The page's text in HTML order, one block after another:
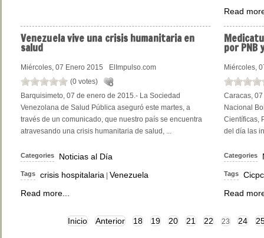
Read
Venezuelavive una crisis humanitaria en
salud
Miércoles, 07 Enero 2015
ElImpulso.com
(0 votes)
Barquisimeto, 07 de enero de 2015.- La Sociedad
Venezolana de Salud Pública aseguró este martes, a
través de un comunicado, que nuestro país se encuentra
atravesando una crisis humanitaria de salud, ...
Categories Noticias al Día
Tags crisis hospitalaria | Venezuela
Read more...
por PNB
Miércoles,
Caracas,
Nacional
Científicas,
del día las
Categories
Tags Cicpc
Read
Inicio Anterior 18 19 20 21 22 23 24